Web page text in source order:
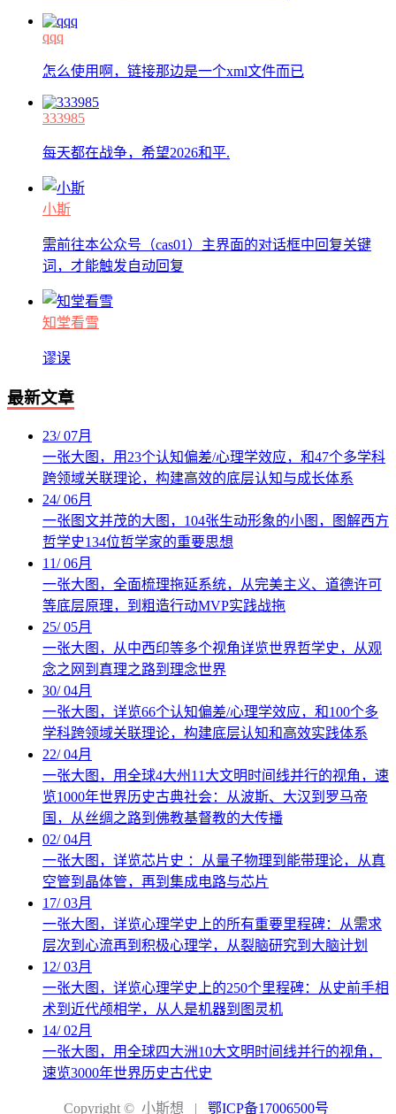
qqq
怎么使用啊，链接那边是一个xml文件而已
333985
每天都在战争，希望2026和平.
小斯
需前往本公众号（cas01）主界面的对话框中回复关键
词，才能触发自动回复
知堂看雪
谬误
最新文章
23/07月
一张大图，用23个认知偏差/心理学效应，和47个多学科
跨领域关联理论，构建高效的底层认知与成长体系
24/06月
一张图文并茂的大图，104张生动形象的小图，图解西方
哲学史134位哲学家的重要思想
11/06月
一张大图，全面梳理拖延系统，从完美主义、道德许可
等底层原理，到粗造行动MVP实践战拖
25/05月
一张大图，从中西印等多个视角详览世界哲学史，从观
念之网到真理之路到理念世界
30/04月
一张大图，详览66个认知偏差/心理学效应，和100个多
学科跨领域关联理论，构建底层认知和高效实践体系
22/04月
一张大图，用全球4大州11大文明时间线并行的视角，速
览1000年世界历史古典社会：从波斯、大汉到罗马帝
国，从丝绸之路到佛教基督教的大传播
02/04月
一张大图，详览芯片史 ：从量子物理到能带理论，从真
空管到晶体管，再到集成电路与芯片
17/03月
一张大图，详览心理学史上的所有重要里程碑：从需求
层次到心流再到积极心理学，从裂脑研究到大脑计划
12/03月
一张大图，详览心理学史上的250个里程碑：从史前手相
术到近代颅相学，从人是机器到图灵机
14/02月
一张大图，用全球四大洲10大文明时间线并行的视角，
速览3000年世界历史古代史
Copyright © 小斯想 鄂ICP备17006500号